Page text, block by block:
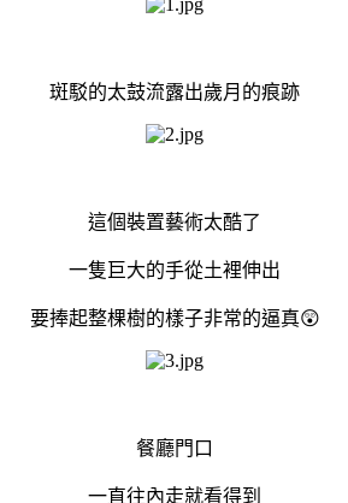
斑駁的太鼓流露出歲月的痕跡
這個裝置藝術太酷了
一隻巨大的手從土裡伸出
要捧起整棵樹的樣子非常的逼真😲
餐廳門口
一直往內走就看得到